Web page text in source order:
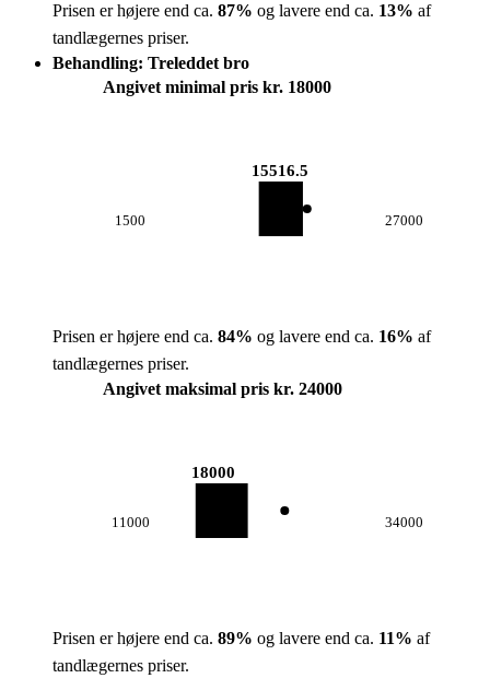
Prisen er højere end ca. 87% og lavere end ca. 13% af
tandlægernes priser.
Behandling: Treleddet bro
Angivet minimal pris kr. 18000
1500
15516.5
27000
Prisen er højere end ca. 84% og lavere end ca. 16% af
tandlægernes priser.
Angivet maksimal pris kr. 24000
11000
18000
34000
Prisen er højere end ca. 89% og lavere end ca. 11% af
tandlægernes priser.